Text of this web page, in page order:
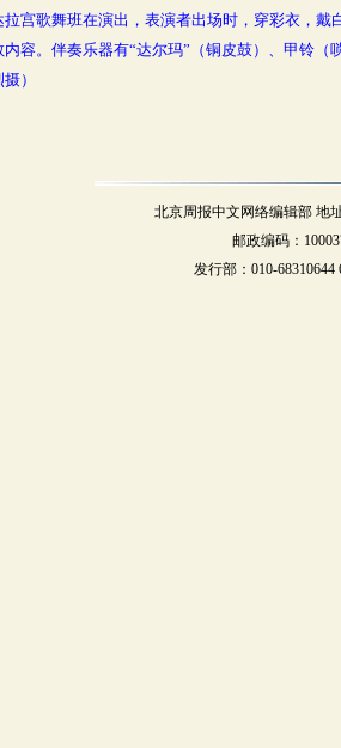
宫歌舞班在演出，表演者出场时，穿彩衣，
容。伴奏乐器有“达尔玛”（铜皮鼓）、甲铃
）
北京周报中文网络编辑部 地
邮政编码：
发行部：010-68310644